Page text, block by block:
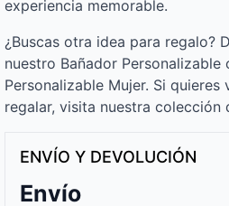
experiencia memorable.
¿Buscas otra idea para regalo?
nuestro Bañador Personalizable
Personalizable Mujer. Si quieres
regalar, visita nuestra colección
ENVÍO Y DEVOLUCIÓN
Envío